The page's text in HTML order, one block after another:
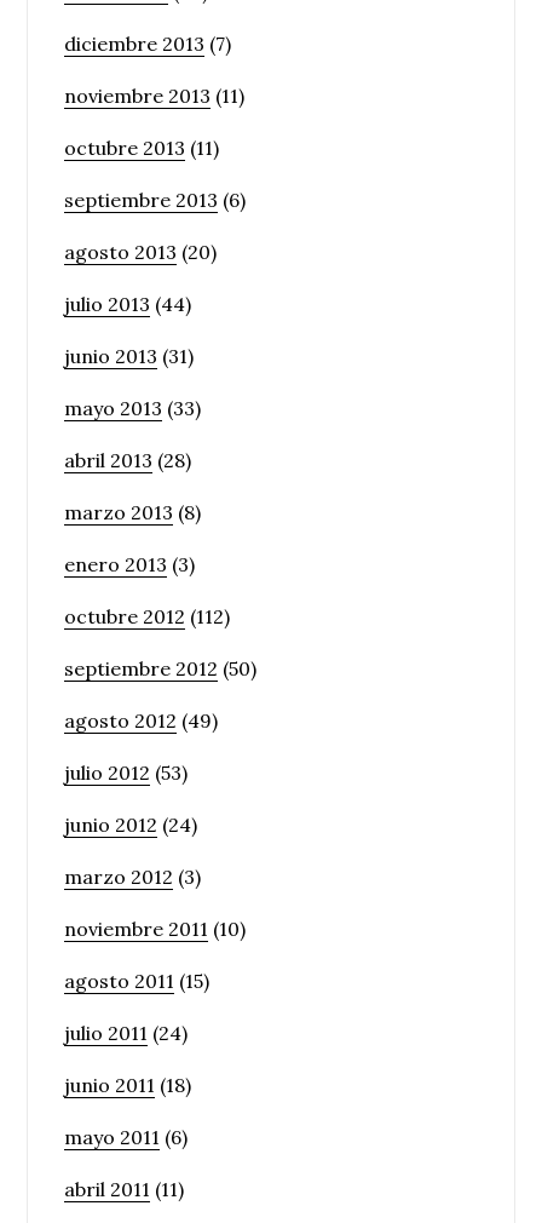
diciembre 2013 (7)
noviembre 2013 (11)
octubre 2013 (11)
septiembre 2013 (6)
agosto 2013 (20)
julio 2013 (44)
junio 2013 (31)
mayo 2013 (33)
abril 2013 (28)
marzo 2013 (8)
enero 2013 (3)
octubre 2012 (112)
septiembre 2012 (50)
agosto 2012 (49)
julio 2012 (53)
junio 2012 (24)
marzo 2012 (3)
noviembre 2011 (10)
agosto 2011 (15)
julio 2011 (24)
junio 2011 (18)
mayo 2011 (6)
abril 2011 (11)